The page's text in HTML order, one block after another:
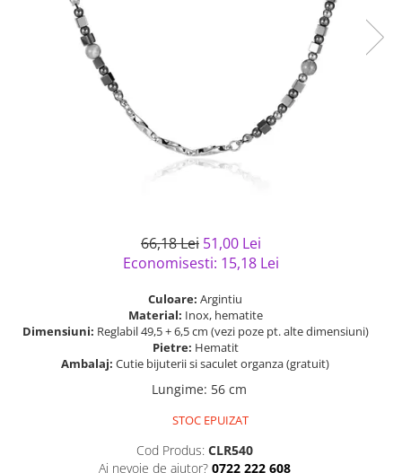
semipretioase
Bijuterii argint placat cu aur
Bijuterii argint cu diverse
Bijuterii argint cu murano
Bijuterii de Lux
Bijuterii gotice si rock
Bijuterii Handmade
Casete si cutii de bijuterii
Solutii si lavete de curatare
66,18 Lei 51,00 Lei
Economisesti: 15,18 Lei
Culoare: Argintiu
Material: Inox, hematite
Dimensiuni: Reglabil 49,5 + 6,5 cm (vezi poze pt. alte dimensiuni)
Pietre: Hematit
Ambalaj: Cutie bijuterii si saculet organza (gratuit)
Lungime: 56 cm
STOC EPUIZAT
Cod Produs: CLR540
Ai nevoie de ajutor? 0722 222 608